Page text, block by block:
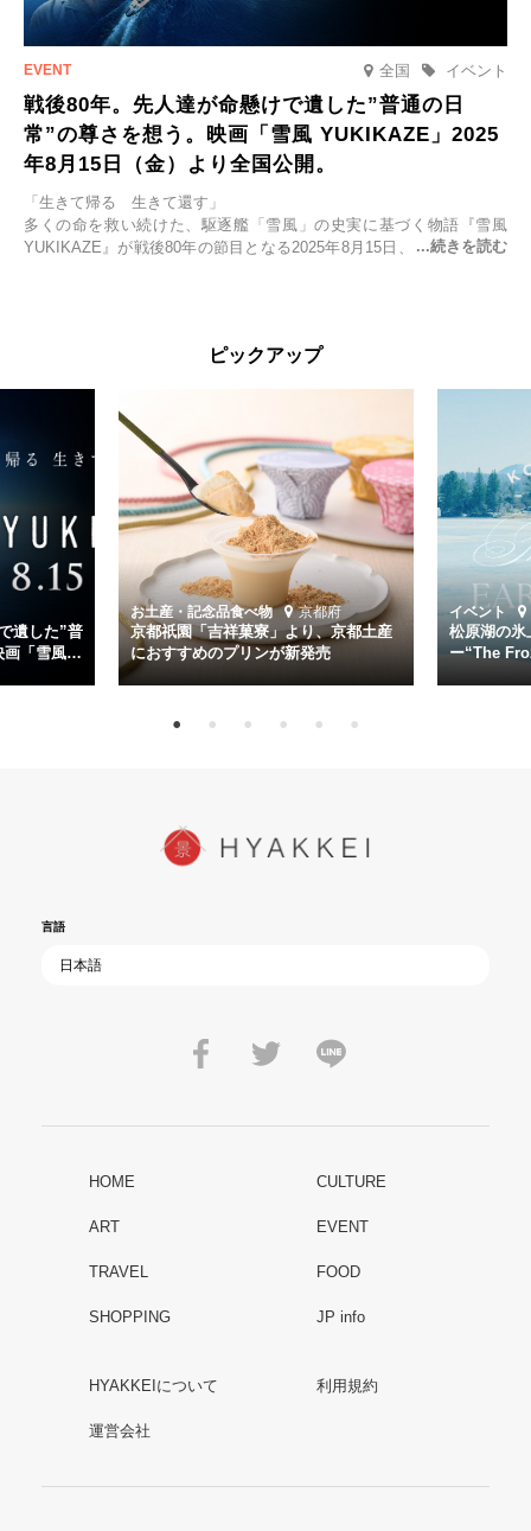
全国 イベント
戦後80年。先人達が命懸けで遺した”普通の日
常”の尊さを想う。映画「雪風 YUKIKAZE」2025
年8月15日（金）より全国公開。
「生きて帰る 生きて還す」
多くの命を救い続けた、駆逐艦「雪風」の史実に基づく物語『雪風
YUKIKAZE』が戦後80年の節目となる2025年8月15日、全国公開され
くの仲間の命を救い帰還させ、戦後まで生き抜き「幸運艦」と呼ばれ
主演は「雪風」の艦長・寺澤一利を演じる竹野内豊。先任伍長・早瀬
幸平を玉木宏が演じるほか、奥平大兼、田中麗奈、石丸幹二、益岡徹
など実力派俳優が共演。そして戦艦大和と運命を共にした帝国海軍・
第二艦隊司令長官、伊藤整一を中井貴一が圧倒的な存在感で演じ切
る。
時代が再び、分断と暴力に揺れる現代。本作は「同じ過ちを繰り返す
道を歩んではいないか」と、彼らが命をかけて守りたいと願っ
た”今”を生きる私達に問いかける。戦後80年、戦争の記憶が薄れゆく
今だからこそ、尊い平和の価値を未来に繋ぐ作品『雪風 YUKIKAZE』
を多くの方にご覧いただきたい。
ピックアップ
遺した”普
画「雪風
お土産・記念品食べ物 京都府
京都祇園「吉祥菓寮」より、京都土産
におすすめのプリンが新発売
イベント
松原湖の氷
ー“The
言語
HOME CULTURE
ART EVENT
TRAVEL FOOD
SHOPPING JP info
HYAKKEIについて 利用規約
運営会社